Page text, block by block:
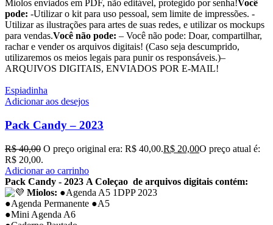
Miolos enviados em PDF, não editável, protegido por senha!Você
pode: -Utilizar o kit para uso pessoal, sem limite de impressões. -
Utilizar as ilustrações para artes de suas redes, e utilizar os mockups
para vendas.Você não pode: – Você não pode: Doar, compartilhar,
rachar e vender os arquivos digitais! (Caso seja descumprido,
utilizaremos os meios legais para punir os responsáveis.)–
ARQUIVOS DIGITAIS, ENVIADOS POR E-MAIL!
Espiadinha
Adicionar aos desejos
Pack Candy – 2023
R$40,00 O preço original era: R$ 40,00.R$ 20,00O preço atual é:
R$ 20,00.
Adicionar ao carrinho
Pack Candy - 2023 A Coleçao de arquivos digitais contém:
Miolos: ●Agenda A5 1DPP 2023
●Agenda Permanente ●A5
●Mini Agenda A6